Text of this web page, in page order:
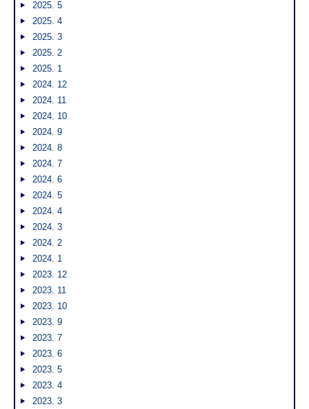
2025. 5
2025. 4
2025. 3
2025. 2
2025. 1
2024. 12
2024. 11
2024. 10
2024. 9
2024. 8
2024. 7
2024. 6
2024. 5
2024. 4
2024. 3
2024. 2
2024. 1
2023. 12
2023. 11
2023. 10
2023. 9
2023. 7
2023. 6
2023. 5
2023. 4
2023. 3